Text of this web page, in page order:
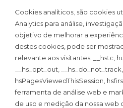
Cookies analíticos, são cookies
Analytics para análise,
objetivo de melhorar a
destes cookies, pode ser
relevante aos visitantes. __hstc,
__hs_opt_out,
hsPagesViewedThisSession,
ferramenta de análise web e
de uso e medição da nossa web